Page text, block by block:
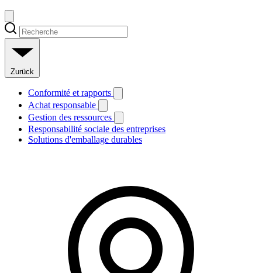
Zurück
Conformité et rapports
Achat responsable
Gestion des ressources
Responsabilité sociale des entreprises
Solutions d'emballage durables